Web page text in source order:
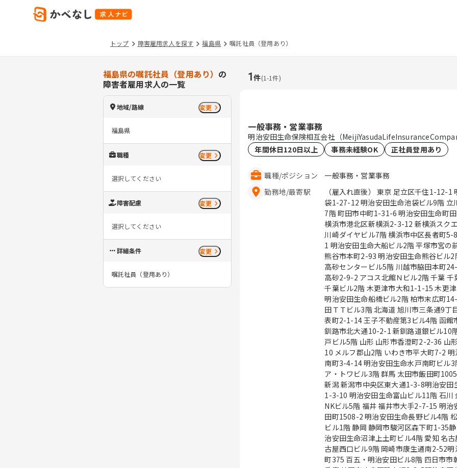
トップ 障害雇用求人を探す 福島県 嘱託社員（登用あり）
福島県の嘱託社員（登用あり） の
障害者雇用求人の一覧
地域/路線 変更
福島県
職種 変更
選択してください
障害配慮 変更
選択してください
詳細条件 変更
嘱託社員（登用あり）
1件(1-1件)
一般事務・営業事務
明治安田生命保険相互会社（
年間休日120日以上
事務未経験OK 正社員登用あり
職種/ポジション
一般事務・営業事務
勤務地/最寄駅
（雇入れ直後） 東京 足立区千住1-12-
袋1-27-12 明治安田生命池袋ビル9階
7階 町田市中町1-31-6 明治安田生命町田ビ
横浜市港北区新横浜2-3-12 新横浜スク
川崎ダイヤビル7階 横浜市中区長者町
1 明治安田生命大船ビル2階 平塚市宮の前
熊谷市本町2-93 明治安田生命熊谷ビル
高砂センタービル5階 川越市脇田本町
高砂2-9-2 アコス北館Ｎビル2階 千葉 千葉市中央区本千葉町3-1 明治安田生命
千葉ビル2階 木更津市大和1-1-15 木更
明治安田生命船橋ビル2階 柏市末広町
田ＴＴビル3階 北海道 旭川市三条通9丁目左1号 旭川三条緑橋ビル6階 苫小牧市
表町2-1-14 王子不動産第3ビル4階 函
釧路市北大通10-2-1 新釧路道銀ビル10階 青森 八戸市三日町2 明治安田生
戸ビル5階 山形 山形市香澄町2-2-36 山形センタービル2階 福島 郡山市中町10-
10 メルフ郡山2階 いわき市平大町7-2 明治安
南町3-4-14 明治安田生命水戸南町ビル
ア・トワビル3階 群馬 太田市飯田町1005-2 太田東京海上日動ビルディング4階
新潟 新潟市中央区東大通1-3-8明治安田生命新潟
1-3-10 明治安田生命富山ビル11階 石川 金沢市広岡2-13-33 JR金沢駅西第三
NKビル5階 福井 福井市大手2-7-15 明治安田生命福井ビル11階 長野 長野市新
田町1508-2 明治安田生命長野ビル4階
ビル1階 静岡 静岡市駿河区森下町1-35静岡ＭＹタワー5階 沼津市上土町14 明
治安田生命沼津上土町ビル4階 愛知 名古屋市中村区椿町15-21明治安田生命名
古屋西口ビル9階 岡崎市康生通南2-52明治安田
町375 百五・明治安田ビル8階 四日市